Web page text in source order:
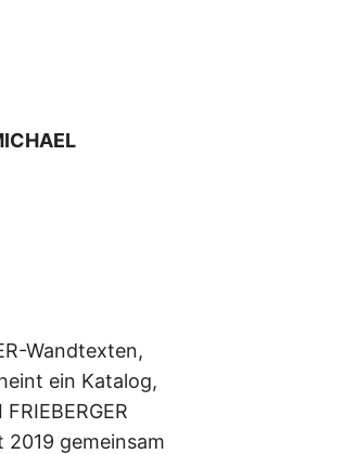
Wandtexten,
ein Katalog,
2019 gemeinsam